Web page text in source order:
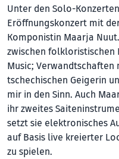
Unter den Solo-
Eröffnungskonzert mit
Komponistin Maarja
zwischen folkloristischen
Music;
tschechischen Geigerin
mir in den Sinn. Auch
ihr zweites
setzt sie elektronisches
auf Basis live kreierter
zu spielen.